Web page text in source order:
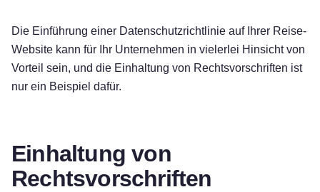
Die Einführung einer Datenschutzrichtlinie auf Ihrer Reise-
Website kann für Ihr Unternehmen in vielerlei Hinsicht von
Vorteil sein, und die Einhaltung von Rechtsvorschriften ist
nur ein Beispiel dafür.
Einhaltung von
Rechtsvorschriften